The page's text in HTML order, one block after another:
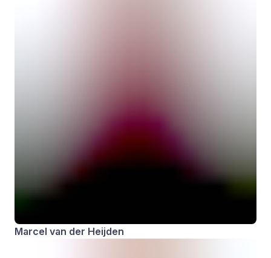
Marcel van der Heijden